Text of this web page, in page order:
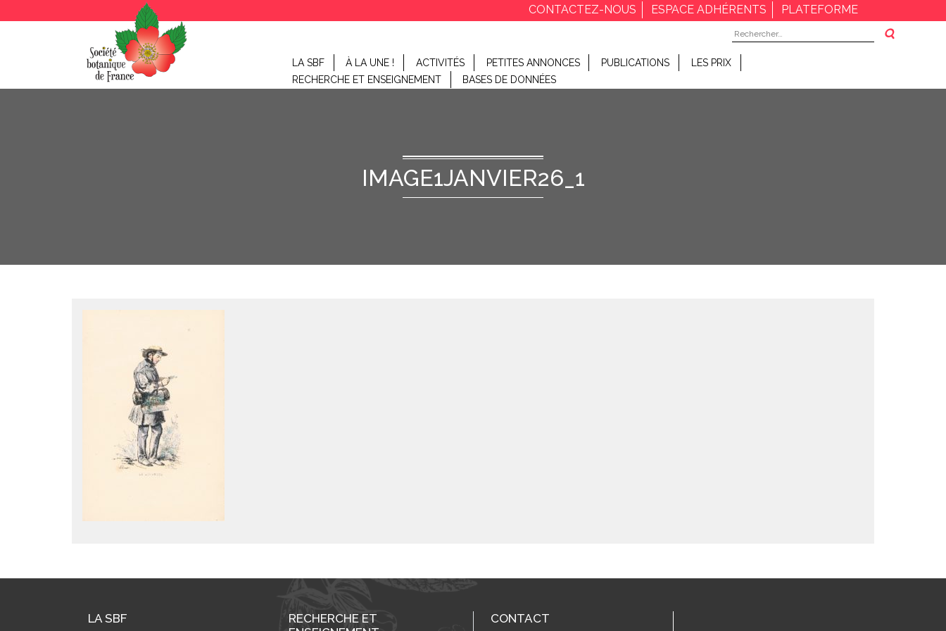
CONTACTEZ-NOUS ESPACE ADHÉRENTS
PLATEFORME
Rechercher :
LA SBF À LA UNE ! ACTIVITÉS PETITES ANNONCES PUBLICATIONS
LES PRIX
RECHERCHE ET ENSEIGNEMENT
BASES DE DONNÉES
IMAGE1JANVIER26_1
LA SBF
RECHERCHE ET
CONTACT